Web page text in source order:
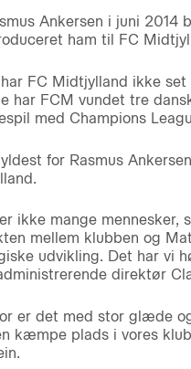
Ankersen i juni
ham til FC
FC Midtjylland ikke
har FCM vundet tre
med Champions
for Rasmus
ikke mange mennesker,
mellem klubben og
udvikling. Det har vi
direktør
er det med stor glæde
kæmpe plads i vores